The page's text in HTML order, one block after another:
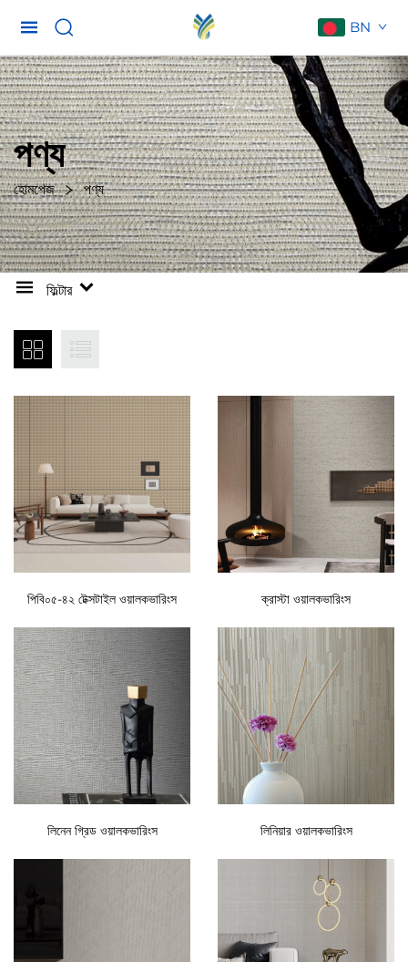
BN
পণ্য
হোমপেজ পণ্য
ফিল্টার
পিবি০৫-৪২ টেক্সটাইল ওয়ালকভারিংস ক্রাস্টা ওয়ালকভারিংস
লিনেন গ্রিড ওয়ালকভারিংস লিনিয়ার ওয়ালকভারিংস